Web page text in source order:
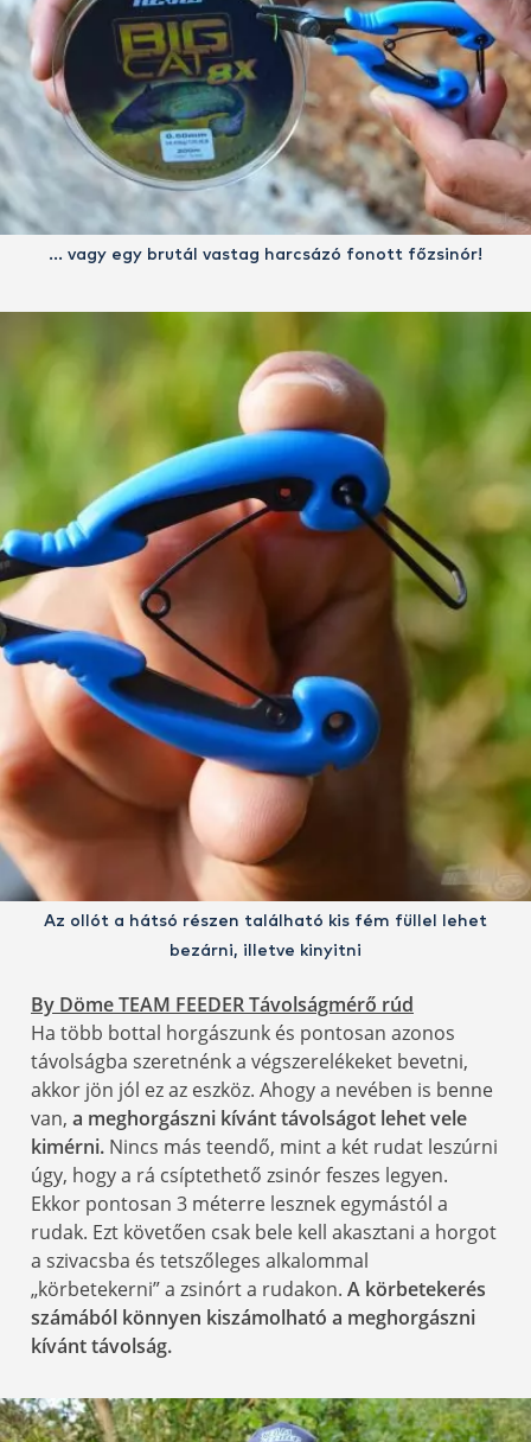
… vagy egy brutál vastag harcsázó fonott főzsinór!
Az ollót a hátsó részen található kis fém füllel lehet
bezárni, illetve kinyitni
By Döme TEAM FEEDER Távolságmérő rúd
Ha több bottal horgászunk és pontosan azonos
távolságba szeretnénk a végszerelékeket bevetni,
akkor jön jól ez az eszköz. Ahogy a nevében is benne
van, a meghorgászni kívánt távolságot lehet vele
kimérni. Nincs más teendő, mint a két rudat leszúrni
úgy, hogy a rá csíptethető zsinór feszes legyen.
Ekkor pontosan 3 méterre lesznek egymástól a
rudak. Ezt követően csak bele kell akasztani a horgot
a szivacsba és tetszőleges alkalommal
„körbetekerni” a zsinórt a rudakon. A körbetekerés
számából könnyen kiszámolható a meghorgászni
kívánt távolság.